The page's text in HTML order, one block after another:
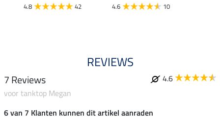
4.8 42 4.6 10
REVIEWS
7 Reviews
4.6
voor tanktop Megan
6 van 7 Klanten kunnen dit artikel aanraden